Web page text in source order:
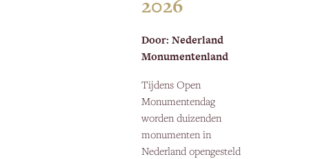
2026
Door: Nederland
Monumentenland
Tijdens Open
Monumentendag
worden duizenden
monumenten in
Nederland opengesteld